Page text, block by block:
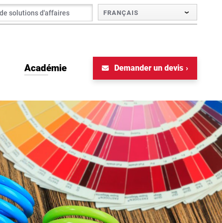
FRANÇAIS
Académie Demander un devis